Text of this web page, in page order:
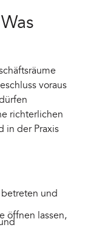
voraus
richterlichen
in der Praxis
und
öffnen lassen,